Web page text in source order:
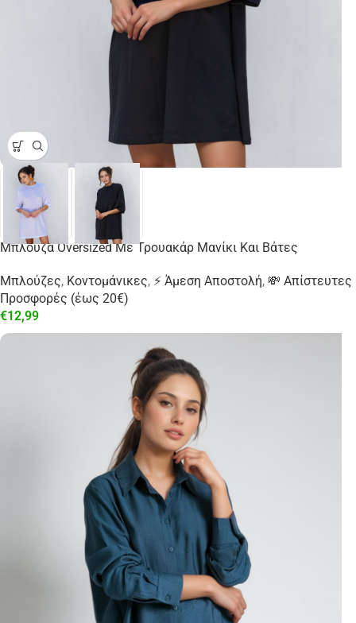
Μπλούζα Oversized Με Τρουακάρ Μανίκι Και Βάτες
Μπλούζες, Κοντομάνικες, ⚡ Άμεση Αποστολή, 💸 Απίστευτες
Προσφορές (έως 20€)
€12,99